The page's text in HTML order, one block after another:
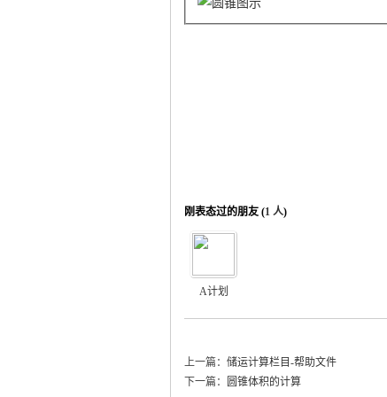
刚表态过的朋友 (1 人)
A计划
上一篇： 储运计算栏目-帮助文件
下一篇：
圆锥体积的计算